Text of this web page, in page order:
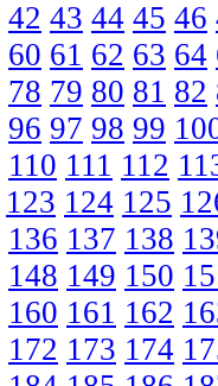
42 43 44 45 46
60 61 62 63 64
78 79 80 81 82
96 97 98 99
110 111 112
123 124 125
136 137 138
148 149 150
160 161 162
172 173 174